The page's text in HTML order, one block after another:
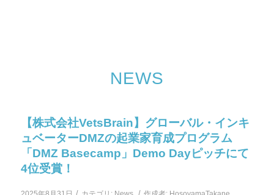
NEWS
【株式会社VetsBrain】グローバル・インキ
ュベーターDMZの起業家育成プログラム
「DMZ Basecamp」Demo Dayピッチにて
4位受賞！
/ /